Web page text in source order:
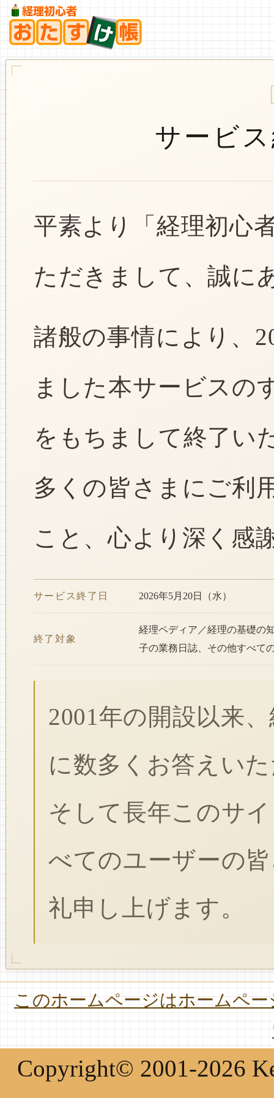
サービ
平素より「経理初心
ただきまして、誠に
諸般の事情により、
ました本サービスの
をもちまして終了い
多くの皆さまにご利
こと、心より深く感
サービス終了日 2026年5月20日（水）
終了対象
経理ペディア／経理の基礎の
子の業務日誌、その他すべて
2001年の開設以来
に数多くお答えい
そして長年このサ
べてのユーザーの
礼申し上げます。
このホームページはホームペ
Copyright© 2001-2026